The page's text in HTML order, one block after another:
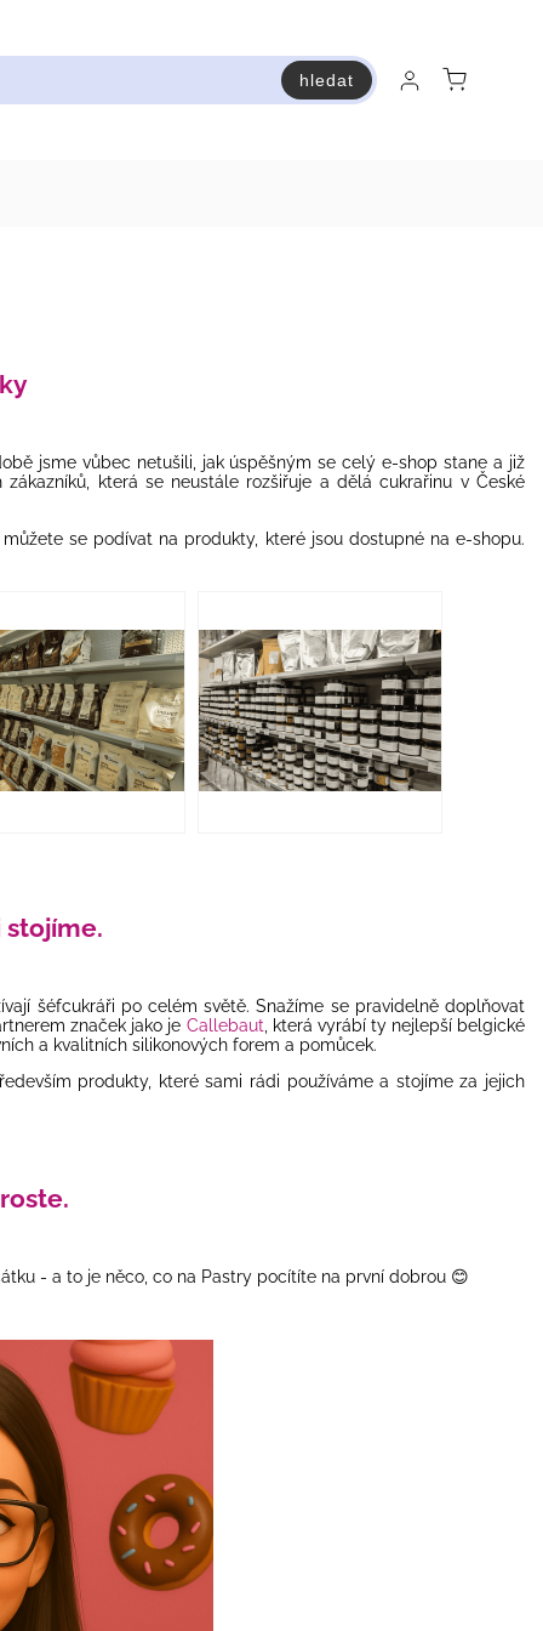
hledat
jsme vůbec netušili, jak úspěšným se celý e-shop stane a již
která se neustále rozšiřuje a dělá cukrařinu v České
se podívat na produkty, které jsou dostupné na e-shopu.
stojíme.
šéfcukráři po celém světě. Snažíme se pravidelně doplňovat
značek jako je Callebaut, která vyrábí ty nejlepší belgické
a kvalitních silikonových forem a pomůcek.
produkty, které sami rádi používáme a stojíme za jejich
- a to je něco, co na Pastry pocítíte na první dobrou 😊